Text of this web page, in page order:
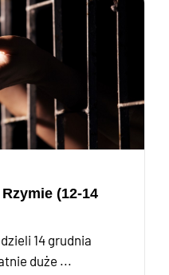
(12-14
14 grudnia
duże ...